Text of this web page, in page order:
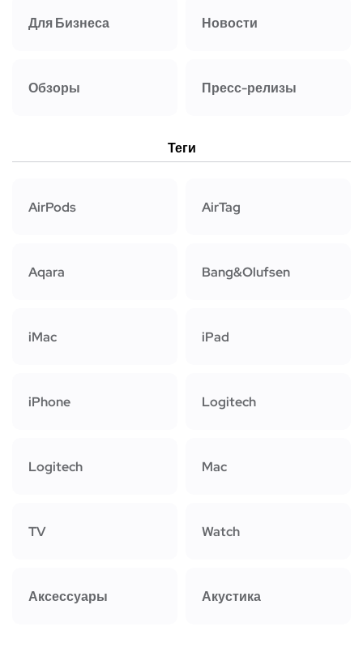
Для Бизнеса Новости
Обзоры Пресс-релизы
Теги
AirPods AirTag
Aqara Bang&Olufsen
iMac iPad
iPhone Logitech
Logitech Mac
TV Watch
Аксессуары Акустика